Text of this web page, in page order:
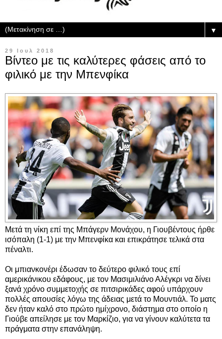
▼
29 Ιουλ 2018
Βίντεο με τις καλύτερες φάσεις από το
φιλικό με την Μπενφίκα
Μετά τη νίκη επί της Μπάγερν Μονάχου, η Γιουβέντους ήρθε
ισόπαλη (1-1) με την Μπενφίκα και επικράτησε τελικά στα
πέναλτι.
Οι μπιανκονέρι έδωσαν το δεύτερο φιλικό τους επί
αμερικάνικου εδάφους, με τον Μασιμιλιάνο Αλέγκρι να δίνει
ξανά χρόνο συμμετοχής σε πιτσιρικάδες αφού υπάρχουν
πολλές απουσίες λόγω της άδειας μετά το Μουντιάλ. Το ματς
δεν ήταν καλό στο πρώτο ημίχρονο, διάστημα στο οποίο η
Γιούβε απείλησε με τον Μαρκίζιο, για να γίνουν καλύτετα τα
πράγματα στην επανάληψη.